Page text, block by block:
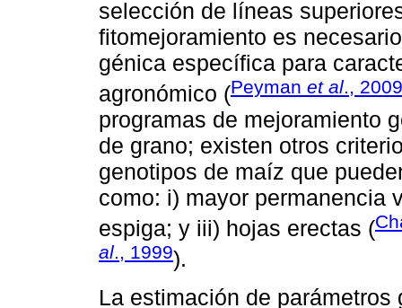
selección de líneas
fitomejoramiento es
génica específica para
agronómico (Peyman et al ., 2009
programas de mejoramiento
de grano; existen otros
genotipos de maíz que
como: i) mayor permanencia
espiga; y iii) hojas erectas (
al., 1999).
La estimación de